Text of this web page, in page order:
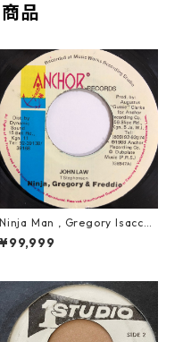
品
Ninja Man , Gregory Isaccs
& Freddie Mcgregor - John
Low【7-20010】
¥99,999